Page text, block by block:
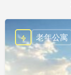
老年公寓